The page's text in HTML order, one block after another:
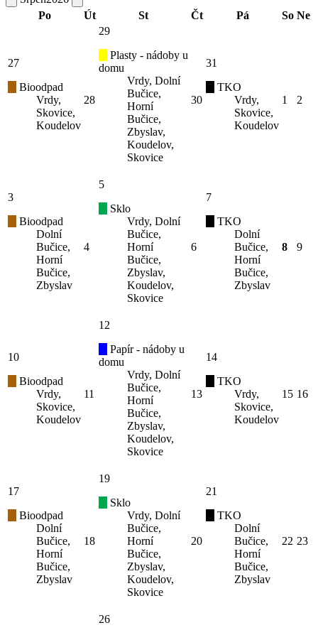
Po
Út St Čt Pá So Ne
27
Bioodpad
Vrdy,
Skovice,
Koudelov
28
29
Plasty - nádoby u
domu
Vrdy, Dolní
Bučice,
Horní
Bučice,
Zbyslav,
Koudelov,
Skovice
30
31
TKO
Vrdy,
Skovice,
Koudelov
1 2
3
Bioodpad
Dolní
Bučice,
Horní
Bučice,
Zbyslav
4
5
Sklo
Vrdy, Dolní
Bučice,
Horní
Bučice,
Zbyslav,
Koudelov,
Skovice
6
7
TKO
Dolní
Bučice,
Horní
Bučice,
Zbyslav
8 9
10
Bioodpad
Vrdy,
Skovice,
Koudelov
11
12
Papír - nádoby u
domu
Vrdy, Dolní
Bučice,
Horní
Bučice,
Zbyslav,
Koudelov,
Skovice
13
14
TKO
Vrdy,
Skovice,
Koudelov
15 16
17
Bioodpad
Dolní
Bučice,
Horní
Bučice,
Zbyslav
18
19
Sklo
Vrdy, Dolní
Bučice,
Horní
Bučice,
Zbyslav,
Koudelov,
Skovice
20
21
TKO
Dolní
Bučice,
Horní
Bučice,
Zbyslav
22 23
26